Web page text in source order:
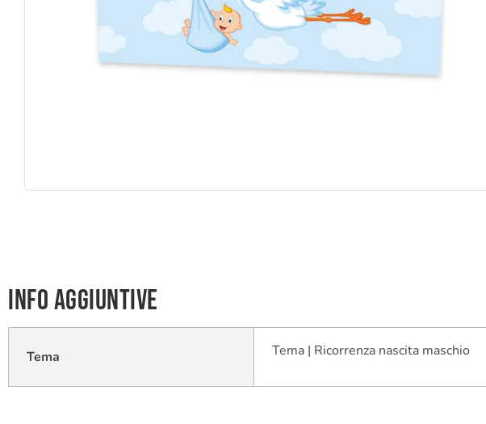
Info aggiuntive
Tema Tema | Ricorrenza nascita maschio